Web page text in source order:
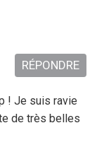
! Je suis ravie
de très belles
RÉPONDRE